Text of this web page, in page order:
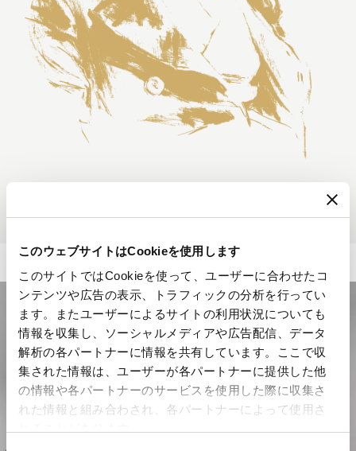
このウェブサイトはCookieを使用します
このサイトではCookieを使って、ユーザーに合わせたコ
ンテンツや広告の表示、トラフィックの分析を行ってい
ます。またユーザーによるサイトの利用状況についても
情報を収集し、ソーシャルメディアや広告配信、データ
解析の各パートナーに情報を共有しています。ここで収
集された情報は、ユーザーが各パートナーに提供した他
の情報や各パートナーのサービスを使用した際に収集さ
れた情報と組み合わされ、各パートナーによって使用さ